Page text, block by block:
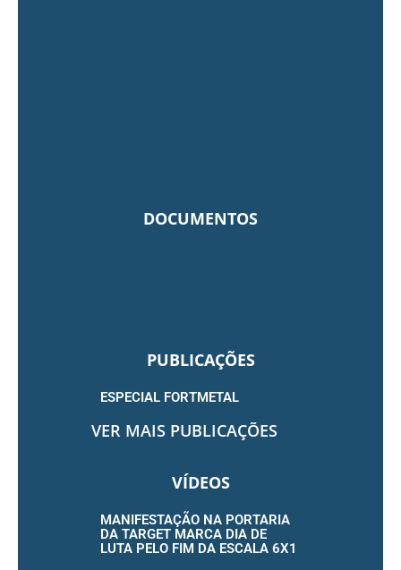
DOCUMENTOS
PUBLICAÇÕES
ESPECIAL FORTMETAL
VER MAIS PUBLICAÇÕES
VÍDEOS
MANIFESTAÇÃO NA PORTARIA
DA TARGET MARCA DIA DE
LUTA PELO FIM DA ESCALA 6X1